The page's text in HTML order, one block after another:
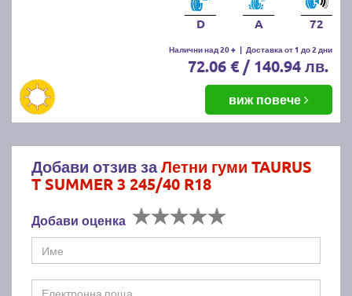
D A 72
Налични над 20 + | Доставка от 1 до 2 дни
72.06 € / 140.94 лв.
виж повече
Добави отзив заЛетни гуми TAURUS
T SUMMER 3 245/40 R18
Добави оценка